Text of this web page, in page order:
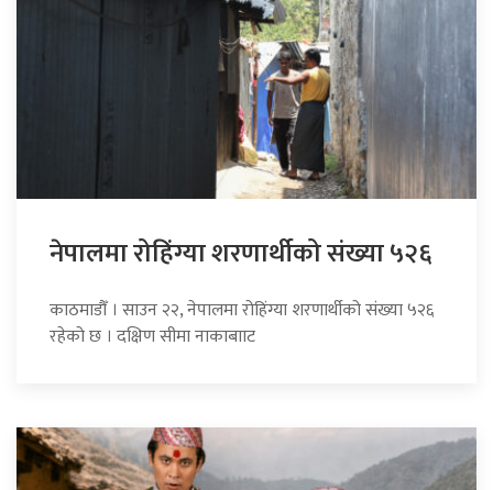
नेपालमा रोहिंग्या शरणार्थीको संख्या ५२६
काठमाडौँ । साउन २२, नेपालमा रोहिंग्या शरणार्थीको संख्या ५२६
रहेको छ । दक्षिण सीमा नाकाबााट